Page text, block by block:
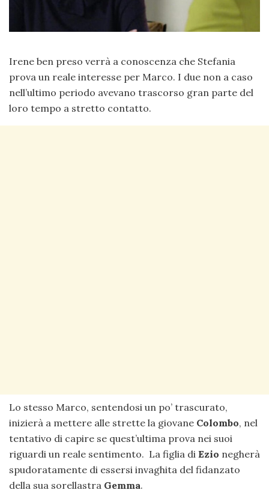
Irene ben preso verrà a conoscenza che Stefania
prova un reale interesse per Marco. I due non a caso
nell’ultimo periodo avevano trascorso gran parte del
loro tempo a stretto contatto.
Lo stesso Marco, sentendosi un po’ trascurato,
inizierà a mettere alle strette la giovane Colombo, nel
tentativo di capire se quest’ultima prova nei suoi
riguardi un reale sentimento. La figlia di Ezio negherà
spudoratamente di essersi invaghita del fidanzato
della sua sorellastra Gemma.